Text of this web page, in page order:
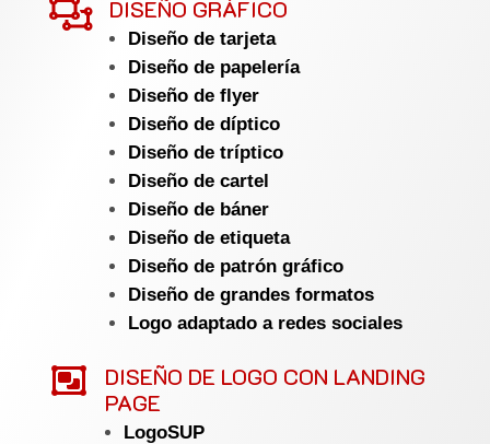
 DISEÑO GRÁFICO
Diseño de tarjeta
Diseño de papelería
Diseño de flyer
Diseño de díptico
Diseño de tríptico
Diseño de cartel
Diseño de báner
Diseño de etiqueta
Diseño de patrón gráfico
Diseño de grandes formatos
Logo adaptado a redes sociales

DISEÑO DE LOGO CON LANDING
PAGE
LogoSUP